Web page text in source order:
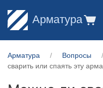
Арматура
Арматура Вопросы
сварить или спаять эту